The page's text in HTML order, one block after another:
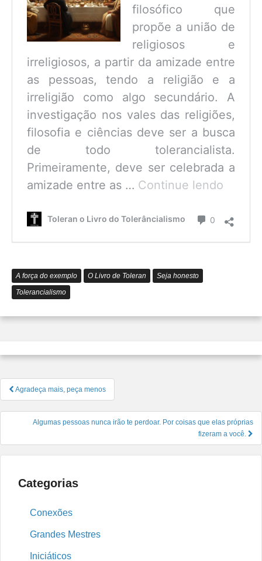
filosófico que
propõe a união de
religiosos e
irreligiosos, a partir da amizade entre
as pessoas, tendo a religião e a
irreligião como algo secundário. A
investigação nos vales das religiões,
filosofia e ciências deve ser a busca
de todo tolerancialista.
Primeiramente, deve ser celebrada a
amizade entre as … Continue lendo
é
Toleran o Livro do Tolerâncialismo 0 Comentário
A força do exemplo O Livro de Toleran
Seja honesto
Tolerancialismo
Navegação
de
Post
Agradeça mais, peça menos
Algumas pessoas nunca irão te perdoar. Por coisas que elas próprias
fizeram a você.
Categorias
Conexões
Grandes Mestres
Iniciáticos